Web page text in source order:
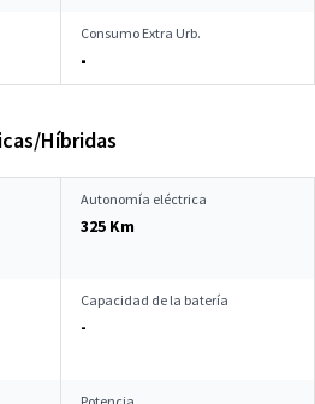
Consumo Extra Urb.
-
Híbridas
Autonomía eléctrica
325 Km
Capacidad de la batería
-